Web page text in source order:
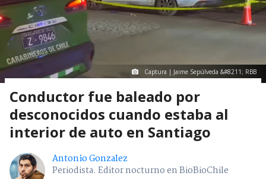
Captura | Jaime Sepúlveda &#8211; RBB
Conductor fue baleado por
desconocidos cuando estaba al
interior de auto en Santiago
Antonio Gonzalez
Periodista. Editor nocturno en BioBioChile